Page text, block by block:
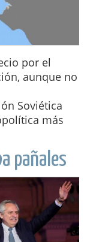
por el
aunque no
Soviética
más
pañales